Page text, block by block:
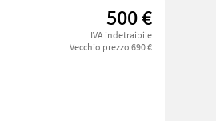
500 €
IVA indetraibile
Vecchio prezzo 690 €